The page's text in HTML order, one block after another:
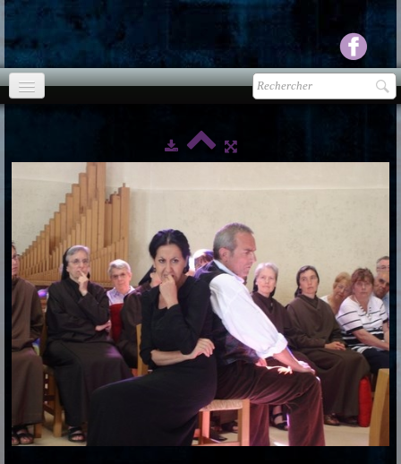
Ecouter Voir
vente CD
Photos ▼
Espace pro
Contact & liens